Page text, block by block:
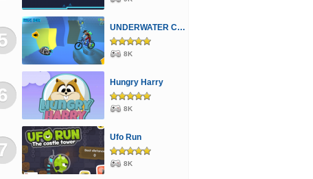
UNDERWATER CYCLING
8K
Hungry Harry
8K
Ufo Run
8K